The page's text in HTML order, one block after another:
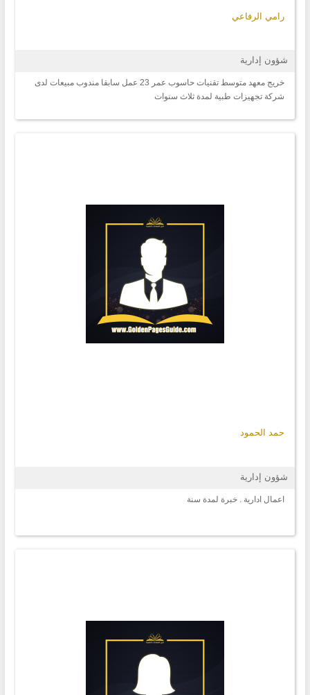
رامي الرفاعي
شؤون إدارية
خريج معهد متوسط تقنيات حاسوب عمر 23 عمل سابقا مندوب مبيعات لدى
شركة تجهيزات طبية لمدة ثلاث سنوات
حمد الحمود
شؤون إدارية
اعمال ادارية . خبرة لمدة سنة